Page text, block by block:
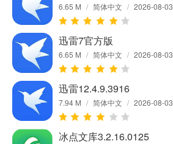
6.65 M / 简体中文 / 2026-08-03
迅雷7官方版
6.65 M / 简体中文 / 2026-08-03
迅雷12.4.9.3916
7.94 M / 简体中文 / 2026-08-03
冰点文库3.2.16.0125